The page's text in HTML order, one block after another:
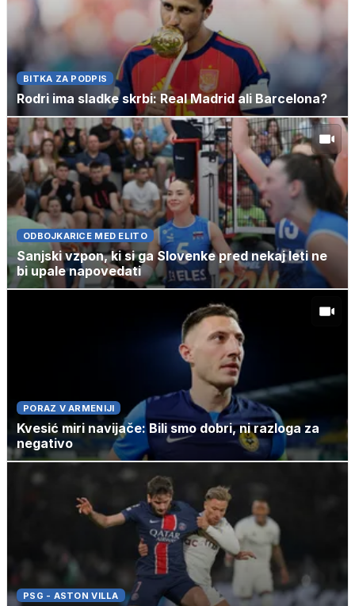
BITKA ZA PODPIS
Rodri ima sladke skrbi: Real Madrid ali Barcelona?
ODBOJKARICE MED ELITO
Sanjski vzpon, ki si ga Slovenke pred nekaj leti ne
bi upale napovedati
PORAZ V ARMENIJI
Kvesić miri navijače: Bili smo dobri, ni razloga za
negativo
PSG - ASTON VILLA